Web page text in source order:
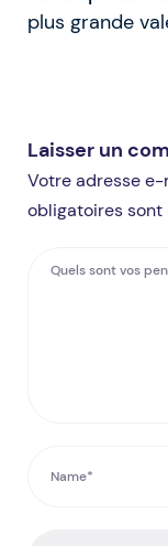
plus grande
Laisser un
Votre adresse e-
obligatoires sont